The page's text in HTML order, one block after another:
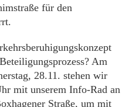
für den
Am
28.11. stehen wir
mit unserem Info-Rad an
Straße, um mit